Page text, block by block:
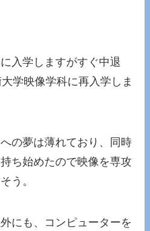
入学しますがすぐ中退
学映像学科に再入学しま
の夢は薄れており、同時
ち始めたので映像を専攻
う。
にも、コンピューターを